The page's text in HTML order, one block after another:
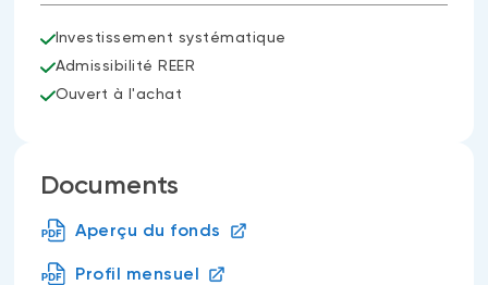
Investissement systématique
Admissibilité REER
Ouvert à l'achat
Documents
Aperçu du fonds
Profil mensuel